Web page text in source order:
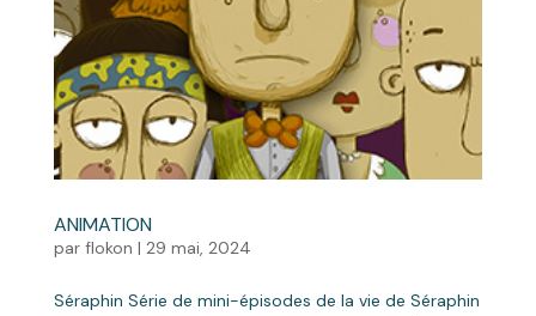
ANIMATION
par flokon | 29 mai, 2024
Séraphin Série de mini-épisodes de la vie de Séraphin